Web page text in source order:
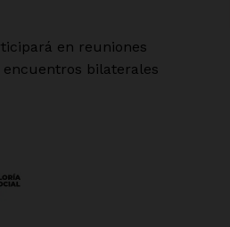
en reuniones
bilaterales